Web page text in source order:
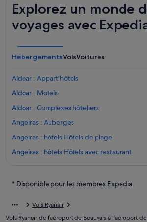
Explorez un monde
voyages avec
HébergementsVolsVoitures
Aldoar : Appart’hôtels
Aldoar : Motels
Aldoar : Complexes hôteliers
Angeiras : Auberges
Angeiras : hôtels Hôtels de plage
Angeiras : hôtels Hôtels avec restaurant
Boavista : hôtels Hôtels avec golf
Hôpital de S. João : hôtels à proximité
* Disponible pour les membres Expedia.
Vols Ryanair
Vols Ryanair de l’aéroport de Beauvais à l’aéroport